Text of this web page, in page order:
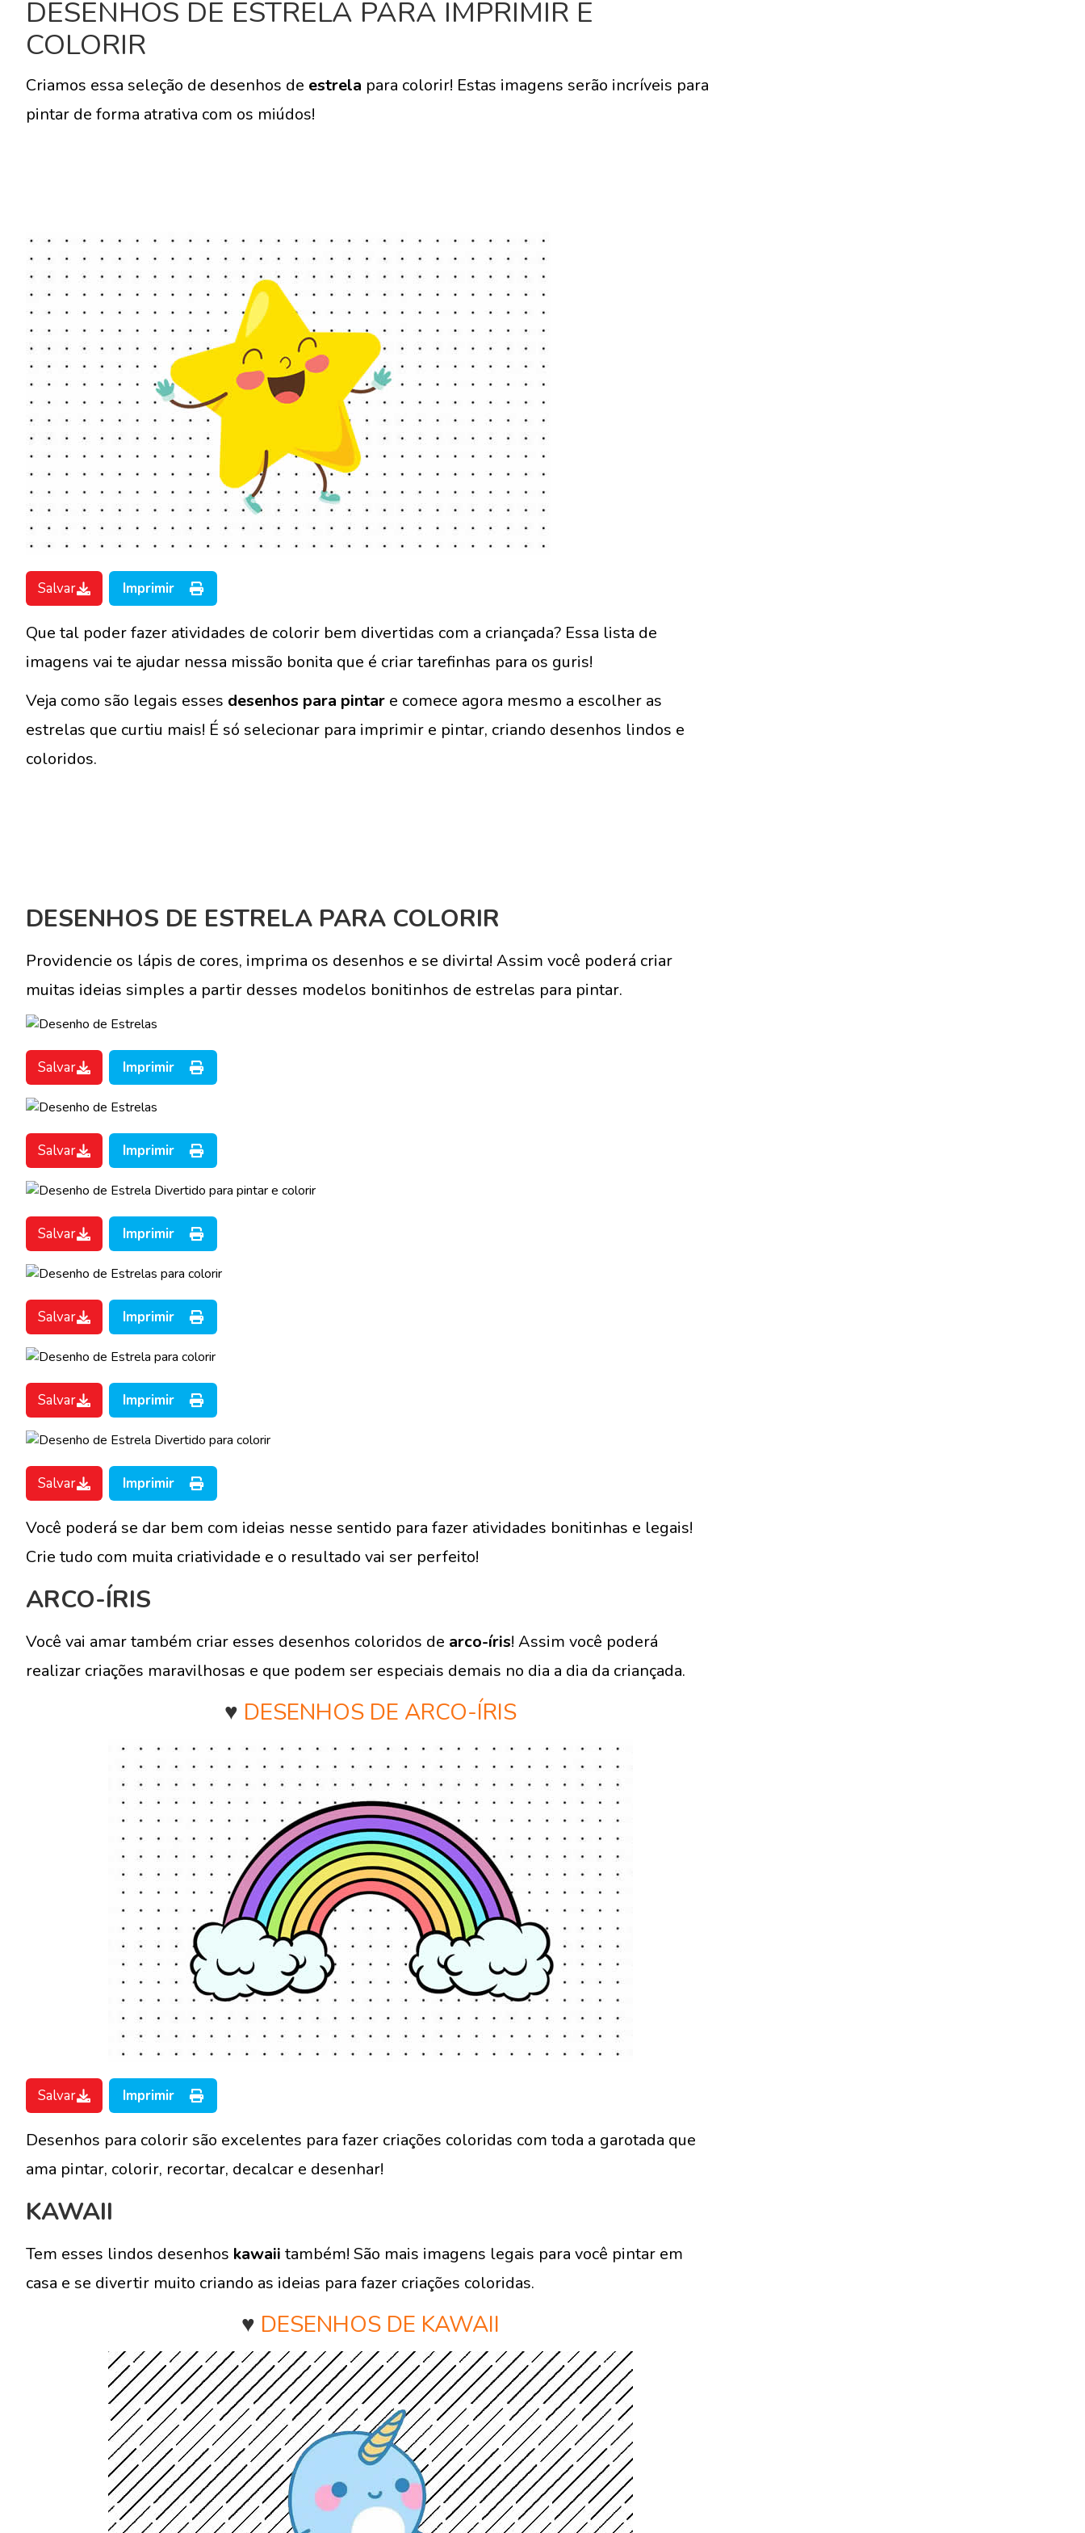
DESENHOS DE ESTRELA PARA IMPRIMIR E
COLORIR
Criamos essa seleção de desenhos de estrela para colorir! Estas imagens serão incríveis para
pintar de forma atrativa com os miúdos!
Salvar Imprimir
Que tal poder fazer atividades de colorir bem divertidas com a criançada? Essa lista de
imagens vai te ajudar nessa missão bonita que é criar tarefinhas para os guris!
Veja como são legais esses desenhos para pintar e comece agora mesmo a escolher as
estrelas que curtiu mais! É só selecionar para imprimir e pintar, criando desenhos lindos e
coloridos.
DESENHOS DE ESTRELA PARA COLORIR
Providencie os lápis de cores, imprima os desenhos e se divirta! Assim você poderá criar
muitas ideias simples a partir desses modelos bonitinhos de estrelas para pintar.
Salvar Imprimir
Salvar Imprimir
Salvar Imprimir
Salvar Imprimir
Salvar Imprimir
Salvar Imprimir
Você poderá se dar bem com ideias nesse sentido para fazer atividades bonitinhas e legais!
Crie tudo com muita criatividade e o resultado vai ser perfeito!
ARCO-ÍRIS
Você vai amar também criar esses desenhos coloridos de arco-íris! Assim você poderá
realizar criações maravilhosas e que podem ser especiais demais no dia a dia da criançada.
♥ DESENHOS DE ARCO-ÍRIS
Salvar Imprimir
Desenhos para colorir são excelentes para fazer criações coloridas com toda a garotada que
ama pintar, colorir, recortar, decalcar e desenhar!
KAWAII
Tem esses lindos desenhos kawaii também! São mais imagens legais para você pintar em
casa e se divertir muito criando as ideias para fazer criações coloridas.
♥ DESENHOS DE KAWAII